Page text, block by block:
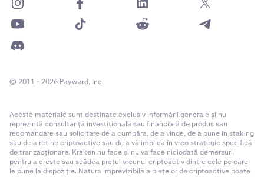
© 2011 - 2026 Payward, Inc.
Aceste materiale sunt destinate exclusiv informării generale și nu
reprezintă consultanță investițională sau financiară de produs sau
recomandare sau solicitare de a cumpăra, de a vinde, de a pune în staking
sau de a reține criptoactive sau de a vă implica în vreo strategie specifică
de tranzacționare. Kraken nu face și nu va face niciodată demersuri
pentru a crește sau scădea prețul vreunui criptoactiv dintre cele pe care
le pune la dispoziție. Natura imprevizibilă a piețelor de criptoactive poate